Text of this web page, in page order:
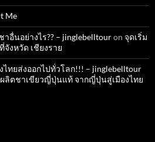
Me
อื่นอย่างไร?? – jinglebelltouron จุดเริ่ม
งหวัด เชียงราย
ทยส่งออกไปทั่วโลก!!! – jinglebelltour
ลิตชาเขียวญี่ปุ่นแท้ จากญี่ปุ่นสู่เมืองไทย